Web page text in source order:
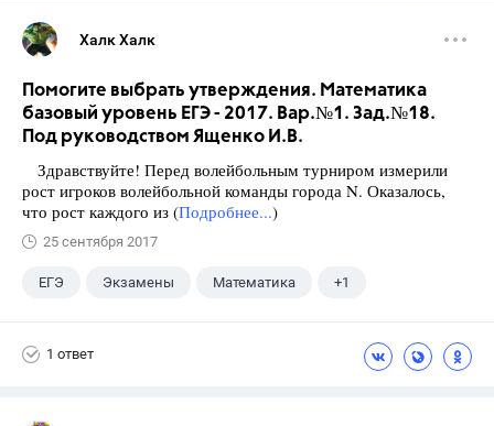
Халк Халк
Помогите выбрать утверждения. Математика
базовый уровень ЕГЭ - 2017. Вар.№1. Зад.№18.
Под руководством Ященко И.В.
Здравствуйте! Перед волейбольным турниром измерили
рост игроков волейбольной команды города N. Оказалось,
что рост каждого из (Подробнее...)
25 сентября 2017
ЕГЭ Экзамены Математика +1
1 ответ